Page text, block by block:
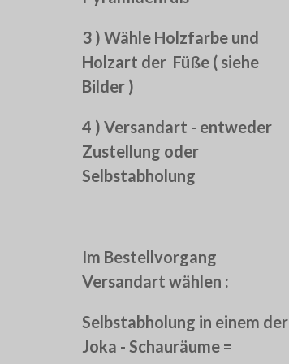
3 ) Wähle Holzfarbe und
Holzart der Füße ( siehe
Bilder )
4 ) Versandart - entweder
Zustellung oder
Selbstabholung
Im Bestellvorgang
Versandart wählen :
Selbstabholung in einem der
Joka - Schauräume =